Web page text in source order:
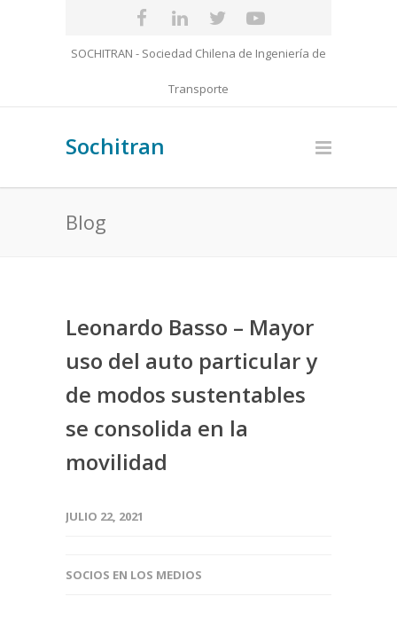
SOCHITRAN - Sociedad Chilena de Ingeniería de
Transporte
Sochitran
Blog
Leonardo Basso – Mayor
uso del auto particular y
de modos sustentables
se consolida en la
movilidad
JULIO 22, 2021
SOCIOS EN LOS MEDIOS